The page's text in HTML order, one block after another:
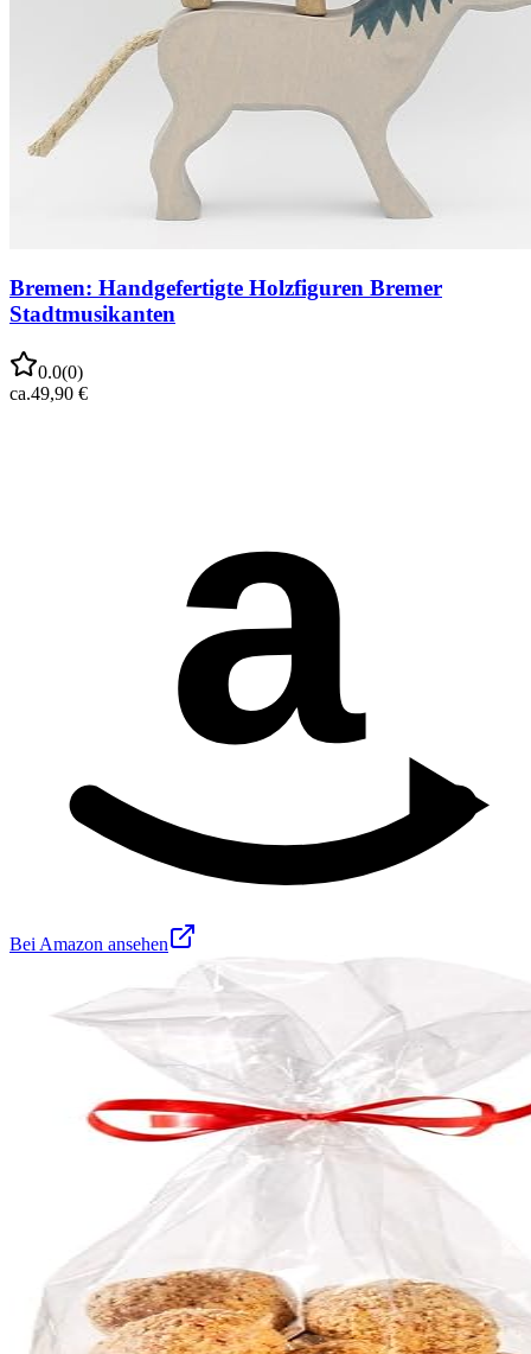
Bremen: Handgefertigte Holzfiguren Bremer
Stadtmusikanten
0.0(0)
ca.49,90 €
a
Bei Amazon ansehen